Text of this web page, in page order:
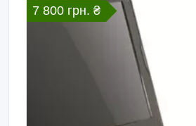
7 800 грн. ₴